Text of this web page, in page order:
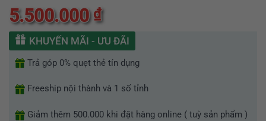
Được
xếp
hạng
5.500.000₫
KHUYẾN MÃI - ƯU ĐÃI
Trả góp 0% quẹt thẻ tín dụng
Freeship nội thành và 1 số tỉnh
Giảm thêm 500.000 khi đặt hàng online ( tuỳ sản phẩm )